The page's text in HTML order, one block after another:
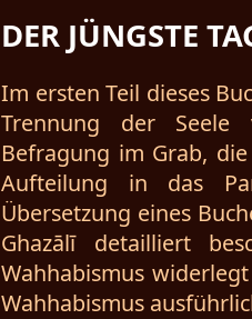
DER JÜNGSTE
Im ersten Teil dieses
Trennung der Seele
Befragung im Grab,
Aufteilung in das
Übersetzung eines
Ghazālī detailliert
Wahhabismus
Wahhabismus